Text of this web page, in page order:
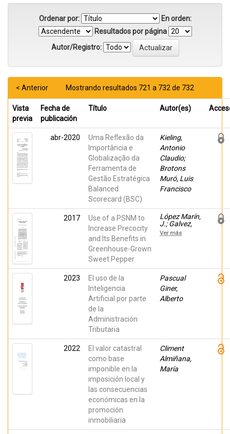
Ordenar por:
En orden:
Resultados por página
Autor/Registro:
Mostrando resultados 721 a 732 de 732
< Anterior
Vista
previa
Fecha de
publicación
Título Autor(es)
abr-2020
Uma Reflexão da
Importância e
Globalização da
Ferramenta de
Gestão Estratégica
Balanced
Scorecard (BSC)
Kieling,
Antonio
Claudio;
Brotons
Muró, Luis
Francisco
2017
Use of a PSNM to
Increase Precocity
and Its Benefits in
Greenhouse-Grown
Sweet Pepper
López Marín,
J.; Galvez,
A.; Porras, I.;
Brotons,
Ver más
2023
El uso de la
Inteligencia
Artificial por parte
de la
Administración
Tributaria
Pascual
Giner,
Alberto
2022
El valor catastral
como base
imponible en la
imposición local y
las consecuencias
económicas en la
promoción
inmobiliaria
Climent
Almiñana,
María